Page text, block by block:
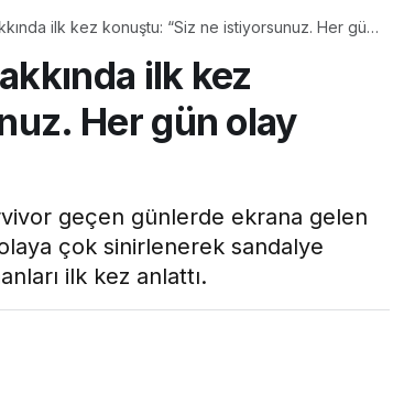
ilk kez konuştu: “Siz ne istiyorsunuz. Her gün
ilk kez
Her gün olay
geçen günlerde ekrana gelen
çok sinirlenerek sandalye
ilk kez anlattı.
Çayın yanına çok
yakışacak bir mucize:
Brownie tadında ıslak
kurabiye tarifi…